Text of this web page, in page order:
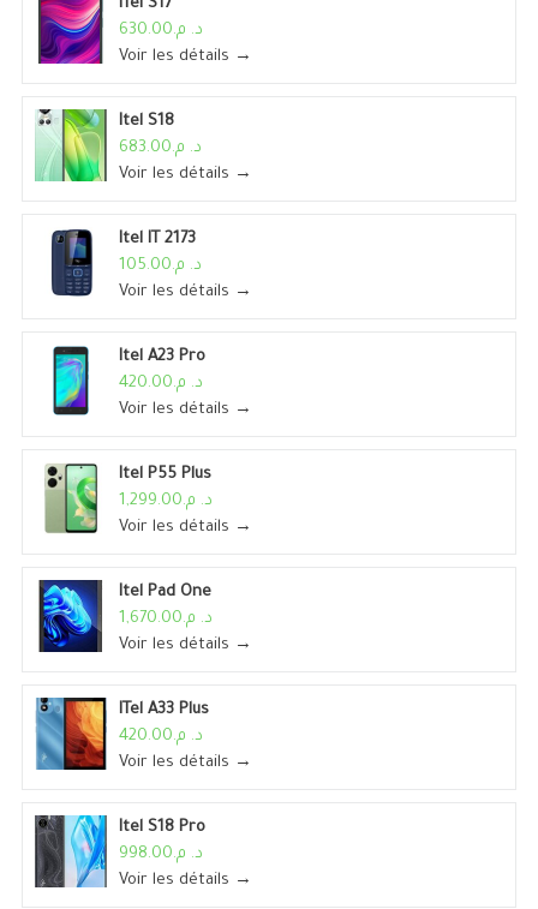
ITel S17
د. م.630.00
Voir les détails →
Itel S18
د. م.683.00
Voir les détails →
Itel IT 2173
د. م.105.00
Voir les détails →
Itel A23 Pro
د. م.420.00
Voir les détails →
Itel P55 Plus
د. م.1,299.00
Voir les détails →
Itel Pad One
د. م.1,670.00
Voir les détails →
ITel A33 Plus
د. م.420.00
Voir les détails →
Itel S18 Pro
د. م.998.00
Voir les détails →